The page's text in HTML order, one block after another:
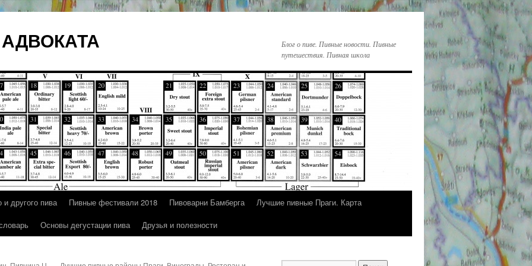
Блог о пиве. Пивные новости. Пивные
путешествия. Пивная школа
другого пива Пивные фестивали 2018 Пивоварни Бамберга
Лучшие пивные Праги. Карта
Основы дегустации пива Друзья и полезности